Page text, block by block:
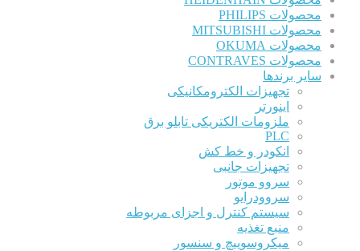
محصولات PHILIPS
محصولات MITSUBISHI
محصولات OKUMA
محصولات CONTRAVES
سایر برندها
تجهیزات الکترومکانیکی
اینورتر
ملزومات الکتریکی تابلو برق
PLC
انکودر و خط کش
تجهیزات جانبی
سروو موتور
سروودرایو
سیستم کنترل و اجزای مربوطه
منبع تغذیه
میکروسوییچ و سنسور